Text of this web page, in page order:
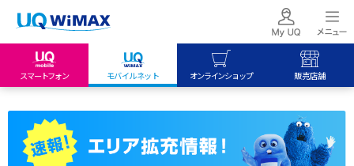
スマートフォン モバイルネット オンラインショップ 販売店舗
My UQ mobile
UQ WiMAX
UQ WiMAX